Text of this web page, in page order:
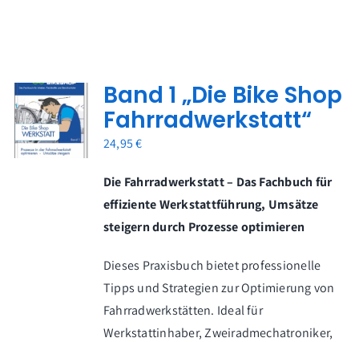
Band 1 „Die Bike Shop
Fahrradwerkstatt“
24,95€
Die Fahrradwerkstatt – Das Fachbuch für
effiziente Werkstattführung, Umsätze
steigern durch Prozesse optimieren
Dieses Praxisbuch bietet professionelle
Tipps und Strategien zur Optimierung von
Fahrradwerkstätten. Ideal für
Werkstattinhaber, Zweiradmechatroniker,